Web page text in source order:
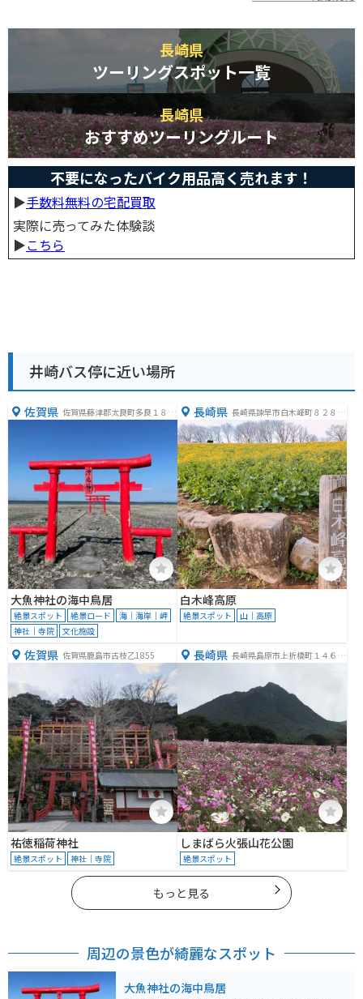
長崎県
ツーリングスポット一覧
長崎県
おすすめツーリングルート
不要になったバイク用品高く売れます！
▶︎手数料無料の宅配買取
実際に売ってみた体験談
▶︎こちら
井崎バス停に近い場所
佐賀県 佐賀県藤津郡太良町多良１８７
大魚神社の海中鳥居
絶景スポット 絶景ロード
海｜海岸｜岬
神社｜寺院
文化施設
長崎県 長崎県諫早市白木峰町８２８
−１
白木峰高原
絶景スポット 山｜高原
佐賀県 佐賀県鹿島市古枝乙1855
祐徳稲荷神社
絶景スポット 神社｜寺院
長崎県 長崎県島原市上折橋町１４６５
しまばら火張山花公園
絶景スポット
もっと見る
周辺の景色が綺麗なスポット
大魚神社の海中鳥居